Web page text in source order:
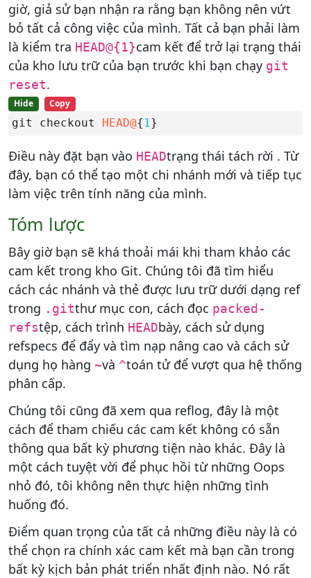
giờ, giả sử bạn nhận ra rằng bạn không nên vứt
bỏ tất cả công việc của mình. Tất cả bạn phải làm
là kiểm tra HEAD@{1}cam kết để trở lại trạng thái
của kho lưu trữ của bạn trước khi bạn chạy git
reset.
Hide Copy
git checkout HEAD@{ 1 }
Điều này đặt bạn vào HEADtrạng thái tách rời . Từ
đây, bạn có thể tạo một chi nhánh mới và tiếp tục
làm việc trên tính năng của mình.
Tóm lược
Bây giờ bạn sẽ khá thoải mái khi tham khảo các
cam kết trong kho Git. Chúng tôi đã tìm hiểu
cách các nhánh và thẻ được lưu trữ dưới dạng ref
trong .gitthư mục con, cách đọc packed-
refstệp, cách trình HEADbày, cách sử dụng
refspecs để đẩy và tìm nạp nâng cao và cách sử
dụng họ hàng ~và ^toán tử để vượt qua hệ thống
phân cấp.
Chúng tôi cũng đã xem qua reflog, đây là một
cách để tham chiếu các cam kết không có sẵn
thông qua bất kỳ phương tiện nào khác. Đây là
một cách tuyệt vời để phục hồi từ những Oops
nhỏ đó, tôi không nên thực hiện những tình
huống đó.
Điểm quan trọng của tất cả những điều này là có
thể chọn ra chính xác cam kết mà bạn cần trong
bất kỳ kịch bản phát triển nhất định nào. Nó rất